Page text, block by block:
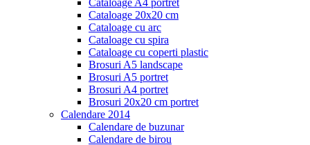
Cataloage 20x20 cm
Cataloage cu arc
Cataloage cu spira
Cataloage cu coperti plastic
Brosuri A5 landscape
Brosuri A5 portret
Brosuri A4 portret
Brosuri 20x20 cm portret
Calendare 2014
Calendare de buzunar
Calendare de birou